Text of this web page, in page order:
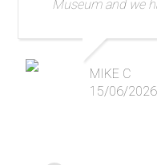
Museum and we
MIKE C
15/06/2026